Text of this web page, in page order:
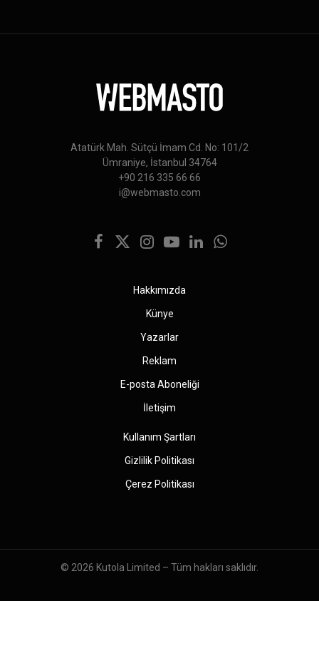
Atatürk Mah. Sütçü İmam Cd. No: 101/2
Ümraniye, İstanbul 34764
+90 216 335 66 66
i@webmasto.com
Facebook
X
Instagram
YouTubeLinkedInWhatsApp
Hakkımızda
Künye
Yazarlar
Reklam
E-posta Aboneliği
İletişim
Kullanım Şartları
Gizlilik Politikası
Çerez Politikası
© 2026 Kutola Limited – Tüm hakları saklıdır.